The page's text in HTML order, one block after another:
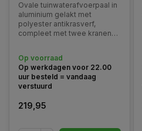
Ovale tuinwaterafvoerpaal in
aluminium gelakt met
polyester antikrasverf,
compleet met twee kranen
diverse kleuren.
Op voorraad
Op werkdagen voor 22.00
uur besteld = vandaag
verstuurd
219,95